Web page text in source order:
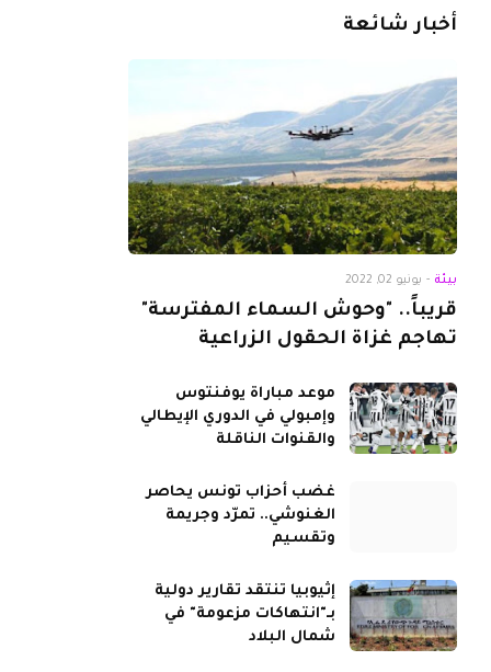
أخبار شائعة
بيئة - يونيو 02, 2022
قريباً.. "وحوش السماء المفترسة"
تهاجم غزاة الحقول الزراعية
موعد مباراة يوفنتوس
وإمبولي في الدوري الإيطالي
والقنوات الناقلة
غضب أحزاب تونس يحاصر
الغنوشي.. تمرّد وجريمة
وتقسيم
إثيوبيا تنتقد تقارير دولية
بـ"انتهاكات مزعومة" في
شمال البلاد